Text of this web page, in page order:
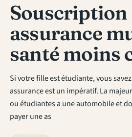
Souscription
assurance
santé moins
Si votre fille est étudiante, vous
assurance est un impératif. La
ou étudiantes a une automobile et
payer une as